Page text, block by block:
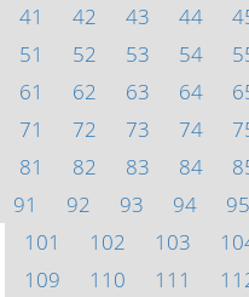
41
42 43 44
51
52 53 54
61
62 63 64
71
72 73 74
81
82 83 84
91
92 93 94 95
101
102 103
109
110 111